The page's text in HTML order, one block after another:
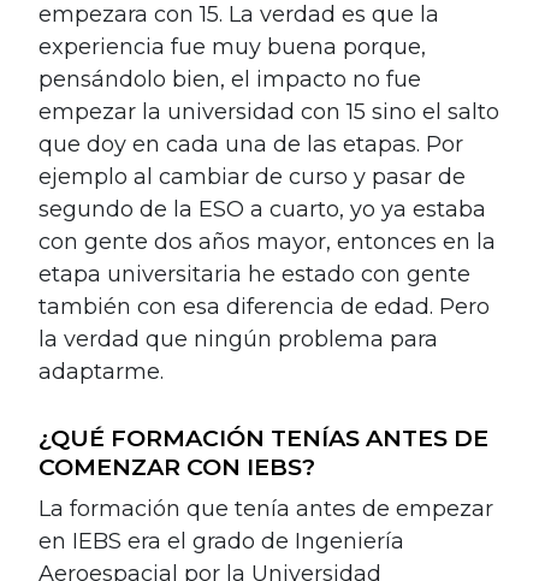
empezara con 15. La verdad es que la
experiencia fue muy buena porque,
pensándolo bien, el impacto no fue
empezar la universidad con 15 sino el salto
que doy en cada una de las etapas. Por
ejemplo al cambiar de curso y pasar de
segundo de la ESO a cuarto, yo ya estaba
con gente dos años mayor, entonces en la
etapa universitaria he estado con gente
también con esa diferencia de edad. Pero
la verdad que ningún problema para
adaptarme.
¿QUÉ FORMACIÓN TENÍAS ANTES DE
COMENZAR CON IEBS?
La formación que tenía antes de empezar
en IEBS era el grado de Ingeniería
Aeroespacial por la Universidad